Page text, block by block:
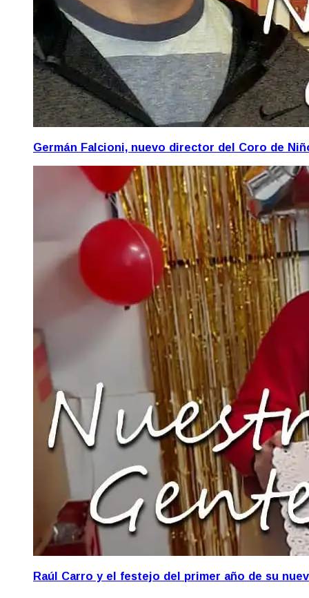
Germán Falcioni, nuevo director del Coro de
Raúl Carro y el festejo del primer año de su